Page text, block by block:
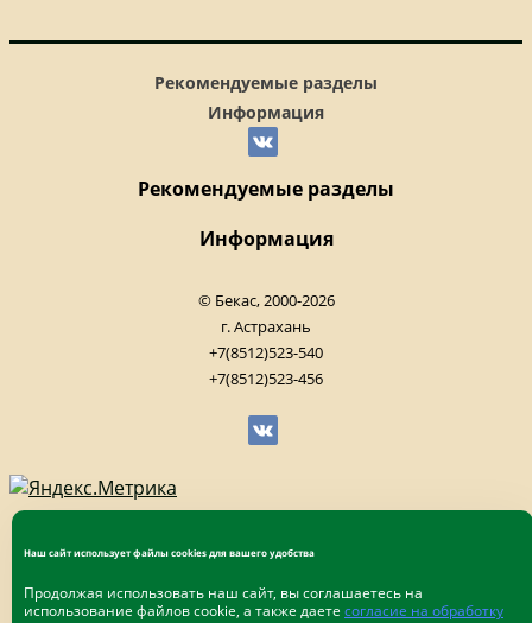
Рекомендуемые разделы
Информация
Рекомендуемые разделы
Информация
© Бекас, 2000-2026
г. Астрахань
+7(8512)523-540
+7(8512)523-456
Наш сайт использует файлы cookies для вашего удобства
Продолжая использовать наш сайт, вы соглашаетесь на
использование файлов cookie, а также даете согласие на обработку